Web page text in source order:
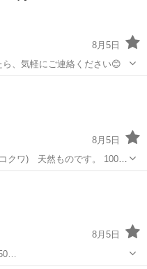
8月5日
、気軽にご連絡ください😊
8月5日
) 天然ものです。 100円
8月5日
ペア50…